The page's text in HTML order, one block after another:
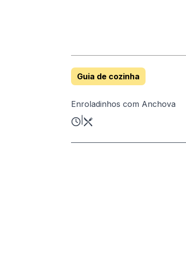
Guia de cozinha
Enroladinhos com Anchova